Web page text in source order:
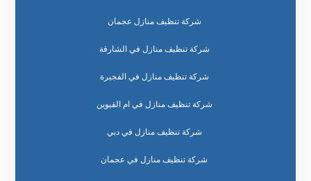
شركة تنظيف منازل عجمان
شركة تنظيف منازل في الشارقة
شركة تنظيف منازل في الفجيرة
شركة تنظيف منازل في ام القيوين
شركة تنظيف منازل في دبي
شركة تنظيف منازل في عجمان